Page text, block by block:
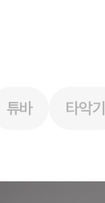
튜바 타악기